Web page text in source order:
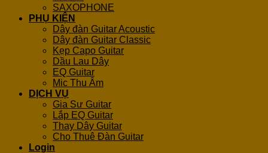
SAXOPHONE
PHỤ KIỆN
Dây đàn Guitar Acoustic
Dây đàn Guitar Classic
Kẹp Capo Guitar
Dầu Lau Dây
EQ Guitar
Mic Thu Âm
DỊCH VỤ
Gia Sư Guitar
Lắp EQ Guitar
Thay Dây Guitar
Cho Thuê Đàn Guitar
Login